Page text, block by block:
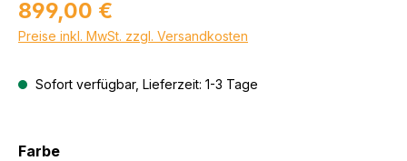
Regulärer Preis:
899,00 €
Preise inkl. MwSt. zzgl. Versandkosten
Sofort verfügbar, Lieferzeit: 1-3 Tage
Farbeauswählen